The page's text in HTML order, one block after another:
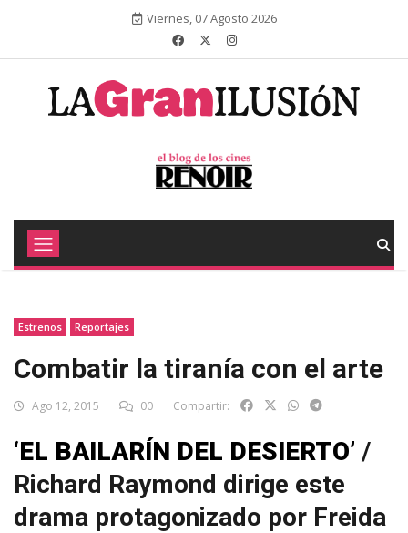
Viernes, 07 Agosto 2026
Estrenos Reportajes
Combatir la tiranía con el arte
Ago 12, 2015 00 Compartir:
‘EL BAILARÍN DEL DESIERTO’ /
Richard Raymond dirige este
drama protagonizado por Freida